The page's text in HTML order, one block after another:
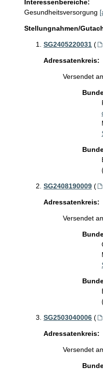
Interessenbereiche:
Gesundheitsversorgung
Stellungnahmen/
SG2405220031 (
Adressatenkreis:
Versendet
SG2408190009 (
Adressatenkreis:
Versendet
SG2503040006 (
Adressatenkreis:
Versendet